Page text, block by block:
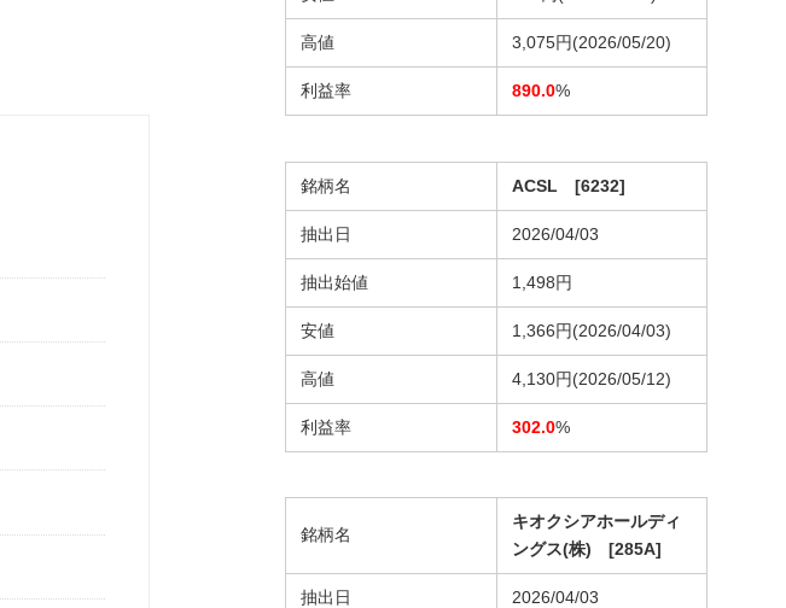
高値 3,075円(2026/05/20)
利益率 890.0%
銘柄名 ACSL [6232]
抽出日 2026/04/03
抽出始値 1,498円
安値 1,366円(2026/04/03)
高値 4,130円(2026/05/12)
利益率 302.0%
銘柄名
キオクシアホールディ
ングス(株) [285A]
抽出日 2026/04/03